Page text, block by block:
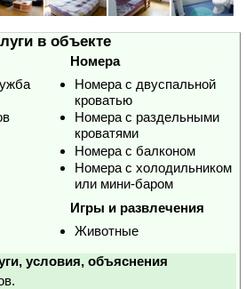
в объекте
Номера
Номера с двуспальной
кроватью
Номера с раздельными
кроватями
Номера с балконом
Номера с холодильником
или мини-баром
Игры и развлечения
Животные
условия, объяснения